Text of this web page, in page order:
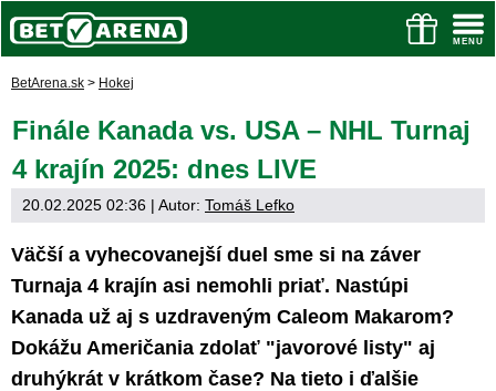
BetArena.sk > Hokej
Finále Kanada vs. USA – NHL Turnaj
4 krajín 2025: dnes LIVE
20.02.2025 02:36 | Autor: Tomáš Lefko
Väčší a vyhecovanejší duel sme si na záver
Turnaja 4 krajín asi nemohli priať. Nastúpi
Kanada už aj s uzdraveným Caleom Makarom?
Dokážu Američania zdolať "javorové listy" aj
druhýkrát v krátkom čase? Na tieto i ďalšie